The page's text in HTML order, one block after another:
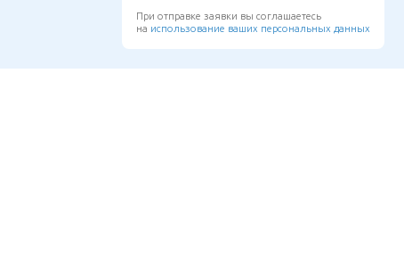
При отправке заявки вы соглашаетесь
на использование ваших персональных данных